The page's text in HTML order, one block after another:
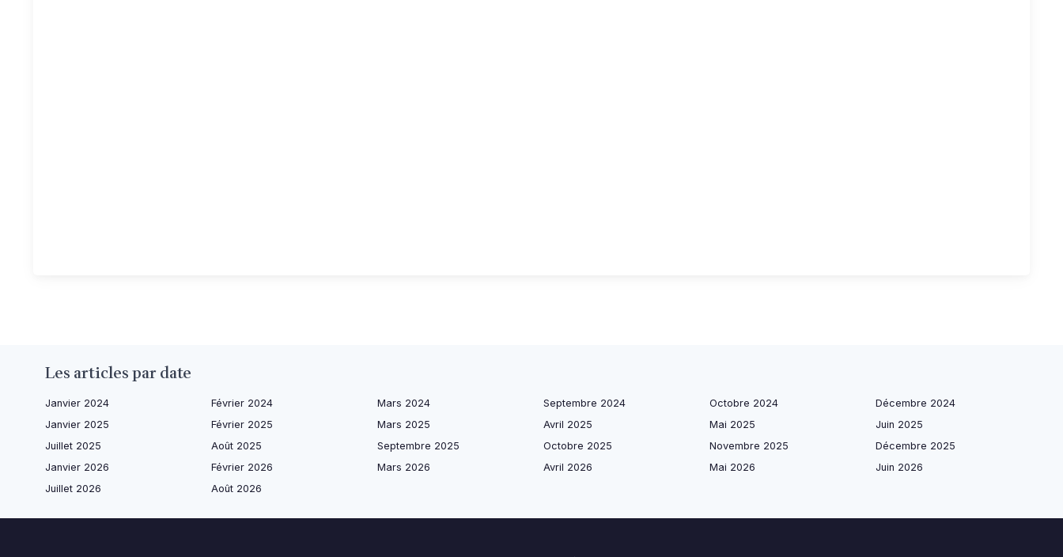
Les articles par date
Janvier 2024 Février 2024 Mars 2024 Septembre 2024 Octobre 2024
Décembre 2024
Janvier 2025
Février 2025 Mars 2025 Avril 2025 Mai 2025
Juin 2025
Juillet 2025
Août 2025 Septembre 2025 Octobre 2025 Novembre 2025
Décembre 2025
Janvier 2026
Février 2026 Mars 2026 Avril 2026 Mai 2026
Juin 2026
Juillet 2026
Août 2026